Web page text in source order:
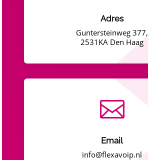
Adres
Guntersteinweg 377,
2531KA Den Haag

Email
info@flexavoip.nl